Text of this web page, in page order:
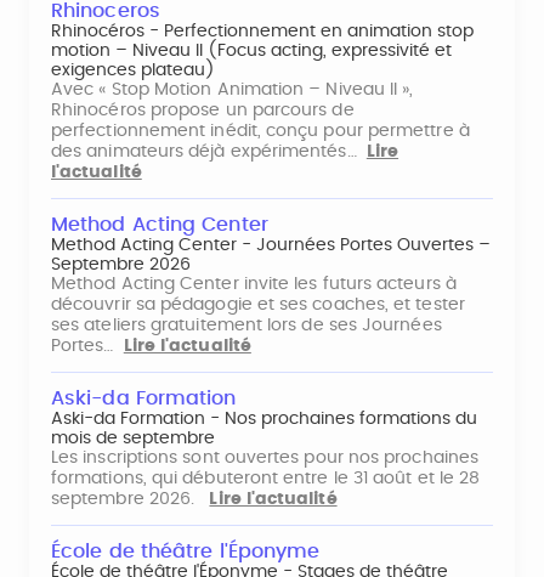
Rhinoceros
Rhinocéros - Perfectionnement en animation stop
motion – Niveau II (Focus acting, expressivité et
exigences plateau)
Avec « Stop Motion Animation – Niveau II »,
Rhinocéros propose un parcours de
perfectionnement inédit, conçu pour permettre à
des animateurs déjà expérimentés…
Lire
l'actualité
Method Acting Center
Method Acting Center - Journées Portes Ouvertes –
Septembre 2026
Method Acting Center invite les futurs acteurs à
découvrir sa pédagogie et ses coaches, et tester
ses ateliers gratuitement lors de ses Journées
Portes…
Lire l'actualité
Aski-da Formation
Aski-da Formation - Nos prochaines formations du
mois de septembre
Les inscriptions sont ouvertes pour nos prochaines
formations, qui débuteront entre le 31 août et le 28
septembre 2026.
Lire l'actualité
École de théâtre l'Éponyme
École de théâtre l'Éponyme - Stages de théâtre